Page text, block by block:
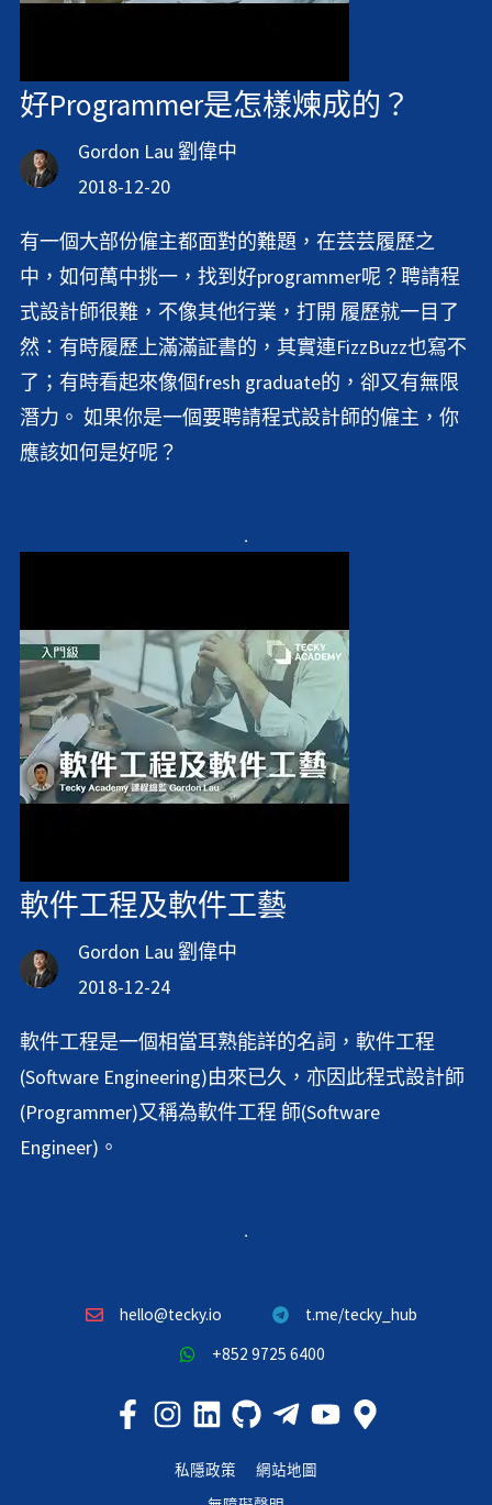
好Programmer是怎樣煉成的？
Gordon Lau 劉偉中
2018-12-20
有一個大部份僱主都面對的難題，在芸芸履歷之
中，如何萬中挑一，找到好programmer呢？聘請程
式設計師很難，不像其他行業，打開 履歷就一目了
然：有時履歷上滿滿証書的，其實連FizzBuzz也寫不
了；有時看起來像個fresh graduate的，卻又有無限
潛力。 如果你是一個要聘請程式設計師的僱主，你
應該如何是好呢？
軟件工程及軟件工藝
Gordon Lau 劉偉中
2018-12-24
軟件工程是一個相當耳熟能詳的名詞，軟件工程
(Software Engineering)由來已久，亦因此程式設計師
(Programmer)又稱為軟件工程 師(Software
Engineer)。
私隱政策
網站地圖
hello@tecky.io
t.me/tecky_hub
+852 9725 6400